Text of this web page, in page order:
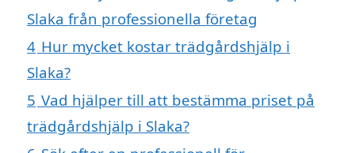
Slaka från professionella företag
4 Hur mycket kostar trädgårdshjälp i
Slaka?
5 Vad hjälper till att bestämma priset på
trädgårdshjälp i Slaka?